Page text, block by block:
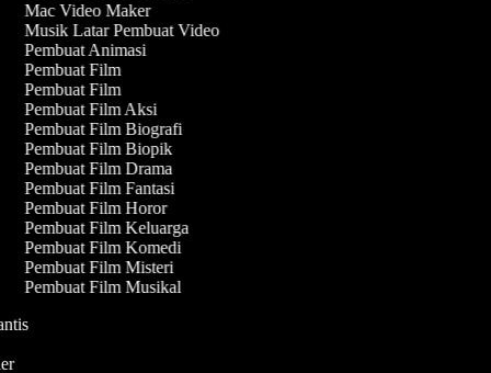
Mac Video Maker
Musik Latar Pembuat Video
Pembuat Animasi
Pembuat Film
Pembuat Film
Pembuat Film Aksi
Pembuat Film Biografi
Pembuat Film Biopik
Pembuat Film Drama
Pembuat Film Fantasi
Pembuat Film Horor
Pembuat Film Keluarga
Pembuat Film Komedi
Pembuat Film Misteri
Pembuat Film Musikal